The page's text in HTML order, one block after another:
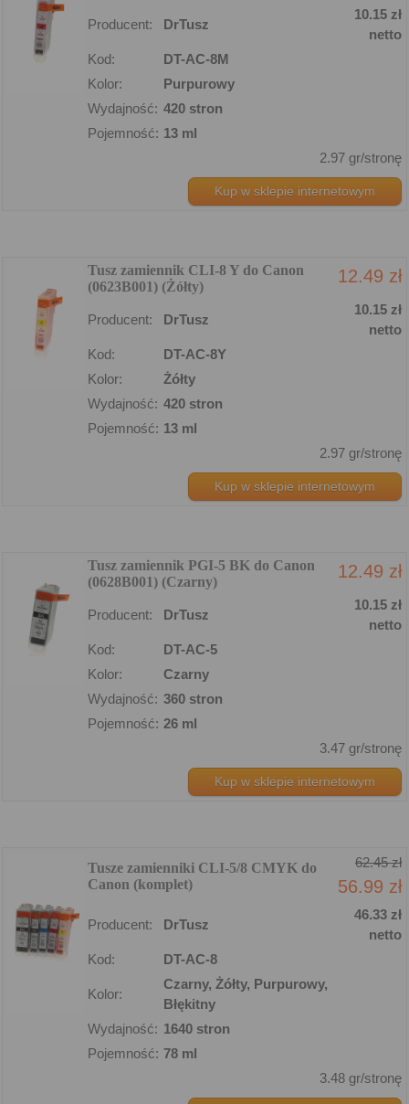
Producent: DrTusz
10.15 zł
netto
Kod:
DT-AC-8M
Kolor:
Purpurowy
Wydajność: 420 stron
Pojemność: 13 ml
2.97 gr/stronę
Kup w sklepie internetowym
Tusz zamiennik CLI-8 Y do Canon
(0623B001) (Żółty)
12.49 zł
Producent: DrTusz
10.15 zł
netto
Kod:
DT-AC-8Y
Kolor:
Żółty
Wydajność: 420 stron
Pojemność: 13 ml
2.97 gr/stronę
Kup w sklepie internetowym
Tusz zamiennik PGI-5 BK do Canon
(0628B001) (Czarny)
12.49 zł
Producent: DrTusz
10.15 zł
netto
Kod:
DT-AC-5
Kolor:
Czarny
Wydajność: 360 stron
Pojemność: 26 ml
3.47 gr/stronę
Kup w sklepie internetowym
Tusze zamienniki CLI-5/8 CMYK do
Canon (komplet)
62.45 zł
56.99 zł
Producent: DrTusz
46.33 zł
netto
Kod:
DT-AC-8
Kolor:
Czarny, Żółty, Purpurowy,
Błękitny
Wydajność: 1640 stron
Pojemność: 78 ml
3.48 gr/stronę